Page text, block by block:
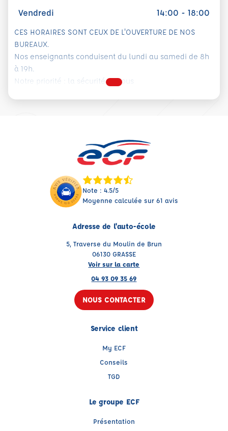
Vendredi 14:00 - 18:00
CES HORAIRES SONT CEUX DE L'OUVERTURE DE NOS
BUREAUX.
Nos enseignants conduisent du lundi au samedi de 8h
à 19h.
Notre priorité : la sécurité de tous
Note : 4.5/5
Moyenne calculée sur 61 avis
Adresse de l'auto-école
5, Traverse du Moulin de Brun
06130 GRASSE
Voir sur la carte
04 93 09 35 69
NOUS CONTACTER
Service client
My ECF
Conseils
TGD
Le groupe ECF
Présentation